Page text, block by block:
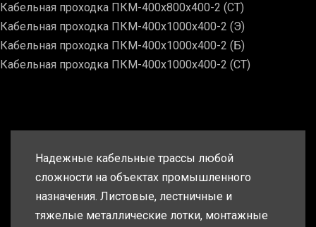
Кабельная проходка ПКМ-400х800х400-2 (СТ)
Кабельная проходка ПКМ-400х1000х400-2 (Э)
Кабельная проходка ПКМ-400х1000х400-2 (Б)
Кабельная проходка ПКМ-400х1000х400-2 (СТ)
Надежные кабельные трассы любой
сложности на объектах промышленного
назначения. Листовые, лестничные и
тяжелые металлические лотки, монтажные